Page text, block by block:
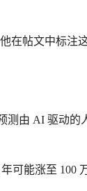
在帖文中标注
测由 AI 驱动的
可能涨至 100